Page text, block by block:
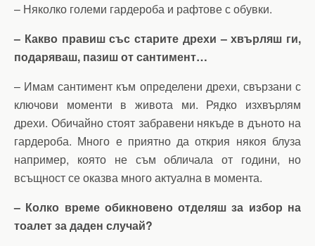
– Няколко големи гардероба и рафтове с обувки.
– Какво правиш със старите дрехи – хвърляш ги,
подаряваш, пазиш от сантимент…
– Имам сантимент към определени дрехи, свързани с
ключови моменти в живота ми. Рядко изхвърлям
дрехи. Обичайно стоят забравени някъде в дъното на
гардероба. Много е приятно да открия някоя блуза
например, която не съм обличала от години, но
всъщност се оказва много актуална в момента.
– Колко време обикновено отделяш за избор на
тоалет за даден случай?